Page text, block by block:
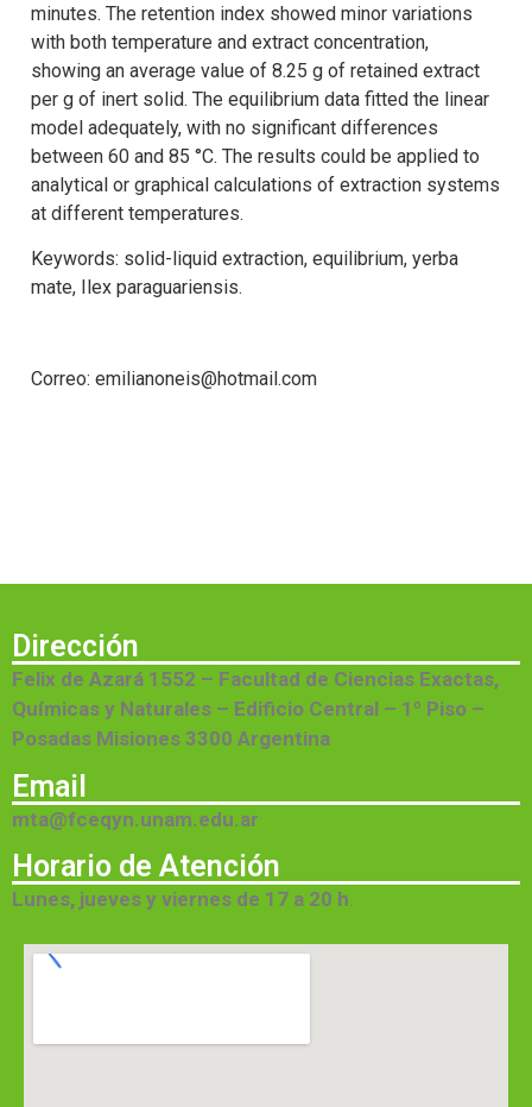
minutes. The retention index showed minor variations
with both temperature and extract concentration,
showing an average value of 8.25 g of retained extract
per g of inert solid. The equilibrium data fitted the linear
model adequately, with no significant differences
between 60 and 85 °C. The results could be applied to
analytical or graphical calculations of extraction systems
at different temperatures.
Keywords: solid-liquid extraction, equilibrium, yerba
mate, Ilex paraguariensis.
Correo: emilianoneis@hotmail.com
Dirección
Felix de Azará 1552 – Facultad de Ciencias Exactas,
Químicas y Naturales – Edificio Central – 1º Piso –
Posadas Misiones 3300 Argentina
Email
mta@fceqyn.unam.edu.ar
Horario de Atención
Lunes, jueves y viernes de 17 a 20 h.